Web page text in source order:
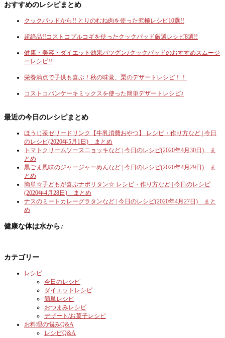
おすすめのレシピまとめ
クックパッドから!! とりのむね肉を使った究極レシピ10選!!
超絶品!!コストコプルコギを使ったクックパッド厳選レシピ8選!!
健康・美容・ダイエット効果バツグン♪クックパッドのおすすめスムージ
ーレシピ!!
栄養満点で子供も喜ぶ！秋の味覚、栗のデザートレシピ！！
コストコパンケーキミックスを使った簡単デザートレシピ♪
最近の今日のレシピまとめ
ほうじ茶ゼリードリンク【牛乳消費おやつ】 レシピ・作り方など | 今日
のレシピ(2020年5月1日) まとめ
トマトクリームソースニョッキなど | 今日のレシピ(2020年4月30日) ま
とめ
黒ごま風味のジャージャーめんなど | 今日のレシピ(2020年4月29日) ま
とめ
簡単☆子どもが喜ぶナポリタン☆ レシピ・作り方など | 今日のレシピ
(2020年4月28日) まとめ
ナスのミートカレーグラタンなど | 今日のレシピ(2020年4月27日) まと
め
健康な体は水から♪
カテゴリー
レシピ
今日のレシピ
ダイエットレシピ
簡単レシピ
おつまみレシピ
デザート/お菓子レシピ
お料理の悩みQ&A
レシピQ&A